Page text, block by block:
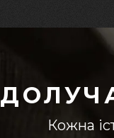
Кожна